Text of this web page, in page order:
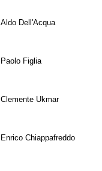
Aldo Dell'Acqua
Paolo Figlia
Clemente Ukmar
Enrico Chiappafreddo